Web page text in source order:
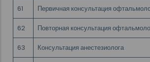
61 Первичная консультация
62 Повторная консультация
63 Консультация анестезиолога